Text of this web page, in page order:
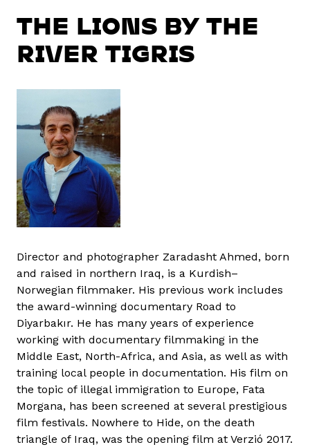
THE LIONS BY THE
RIVER TIGRIS
Director and photographer Zaradasht Ahmed, born
and raised in northern Iraq, is a Kurdish–
Norwegian filmmaker. His previous work includes
the award-winning documentary Road to
Diyarbakır. He has many years of experience
working with documentary filmmaking in the
Middle East, North-Africa, and Asia, as well as with
training local people in documentation. His film on
the topic of illegal immigration to Europe, Fata
Morgana, has been screened at several prestigious
film festivals. Nowhere to Hide, on the death
triangle of Iraq, was the opening film at Verzió 2017.